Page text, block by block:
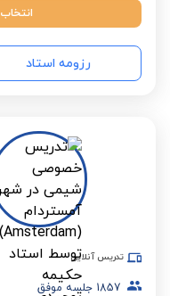
رزومه استاد
تدریس آنلاین
1857 جلسه موفق